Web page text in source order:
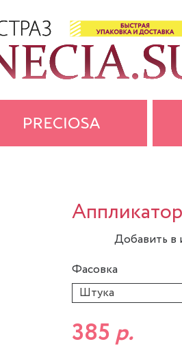
Добавить в
Фасовка
Штука
385 р.